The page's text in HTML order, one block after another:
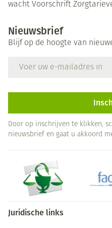
wacht Voorschrift
Nieuwsbrief
Blijf op de hoogte van
Door op inschrijven te klikken,
nieuwsbrief en gaat u akkoord
Juridische links